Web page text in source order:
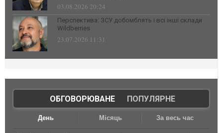
03.08.2026 20:24
Перспектива: ЗСУ добомблять і всі інші склади
Wildberries
23.07.2026 11:31
ОБГОВОРЮВАНЕ| ПОПУЛЯРНЕ
День Місяць За весь час